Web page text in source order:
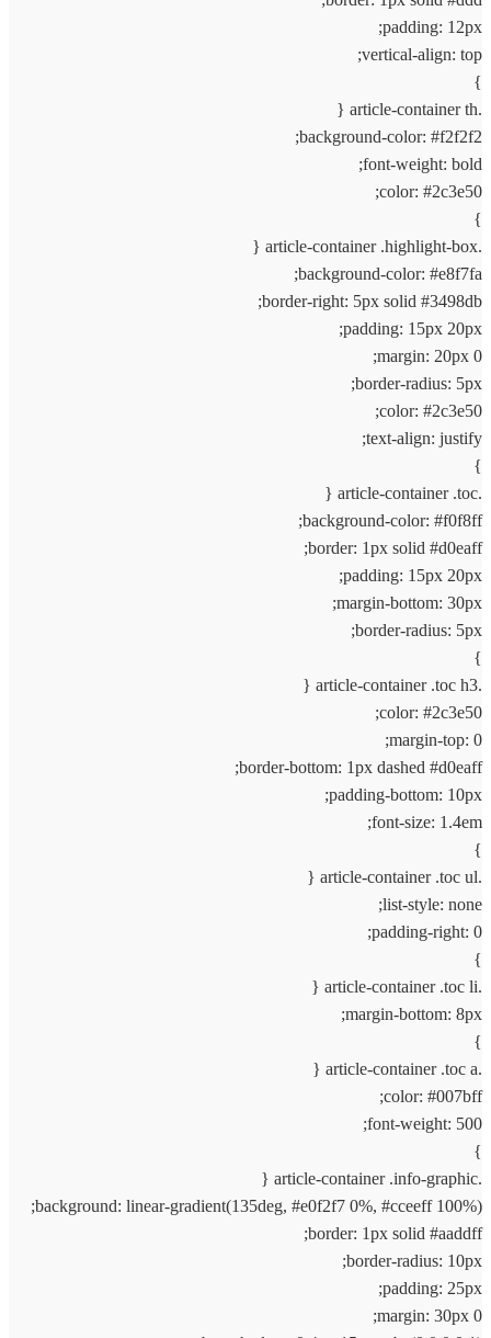
padding: 12px;
vertical-align: top;
}
.article-container th {
background-color: #f2f2f2;
font-weight: bold;
color: #2c3e50;
}
.article-container .highlight-box {
background-color: #e8f7fa;
border-right: 5px solid #3498db;
padding: 15px 20px;
margin: 20px 0;
border-radius: 5px;
color: #2c3e50;
text-align: justify;
}
.article-container .toc {
background-color: #f0f8ff;
border: 1px solid #d0eaff;
padding: 15px 20px;
margin-bottom: 30px;
border-radius: 5px;
}
.article-container .toc h3 {
color: #2c3e50;
margin-top: 0;
border-bottom: 1px dashed #d0eaff;
padding-bottom: 10px;
font-size: 1.4em;
}
.article-container .toc ul {
list-style: none;
padding-right: 0;
}
.article-container .toc li {
margin-bottom: 8px;
}
.article-container .toc a {
color: #007bff;
font-weight: 500;
}
.article-container .info-graphic {
background: linear-gradient(135deg, #e0f2f7 0%, #cceeff 100%);
border: 1px solid #aaddff;
border-radius: 10px;
padding: 25px;
margin: 30px 0;